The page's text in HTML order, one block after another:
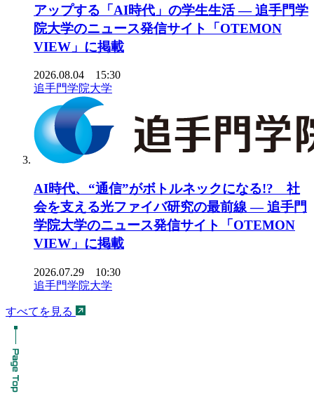
アップする「AI時代」の学生生活 ― 追手門学
院大学のニュース発信サイト「OTEMON
VIEW」に掲載
2026.08.04 15:30
追手門学院大学
AI時代、“通信”がボトルネックになる!? 社
会を支える光ファイバ研究の最前線 ― 追手門
学院大学のニュース発信サイト「OTEMON
VIEW」に掲載
2026.07.29 10:30
追手門学院大学
すべてを見る